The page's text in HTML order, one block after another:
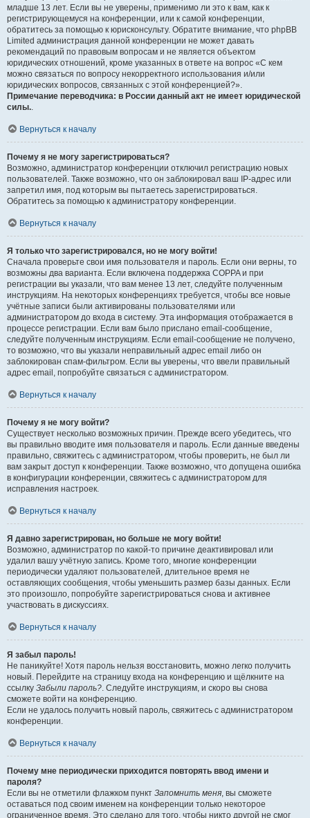
младше 13 лет. Если вы не уверены, применимо ли это к вам, как к
регистрирующемуся на конференции, или к самой конференции,
обратитесь за помощью к юрисконсульту. Обратите внимание, что phpBB
Limited администрация данной конференции не может давать
рекомендаций по правовым вопросам и не является объектом
юридических отношений, кроме указанных в ответе на вопрос «С кем
можно связаться по вопросу некорректного использования и/или
юридических вопросов, связанных с этой конференцией?».
Примечание переводчика: в России данный акт не имеет юридической
силы..
Вернуться к началу
Почему я не могу зарегистрироваться?
Возможно, администратор конференции отключил регистрацию новых
пользователей. Также возможно, что он заблокировал ваш IP-адрес или
запретил имя, под которым вы пытаетесь зарегистрироваться.
Обратитесь за помощью к администратору конференции.
Вернуться к началу
Я только что зарегистрировался, но не могу войти!
Сначала проверьте свои имя пользователя и пароль. Если они верны, то
возможны два варианта. Если включена поддержка COPPA и при
регистрации вы указали, что вам менее 13 лет, следуйте полученным
инструкциям. На некоторых конференциях требуется, чтобы все новые
учётные записи были активированы пользователями или
администратором до входа в систему. Эта информация отображается в
процессе регистрации. Если вам было прислано email-сообщение,
следуйте полученным инструкциям. Если email-сообщение не получено,
то возможно, что вы указали неправильный адрес email либо он
заблокирован спам-фильтром. Если вы уверены, что ввели правильный
адрес email, попробуйте связаться с администратором.
Вернуться к началу
Почему я не могу войти?
Существует несколько возможных причин. Прежде всего убедитесь, что
вы правильно вводите имя пользователя и пароль. Если данные введены
правильно, свяжитесь с администратором, чтобы проверить, не был ли
вам закрыт доступ к конференции. Также возможно, что допущена ошибка
в конфигурации конференции, свяжитесь с администратором для
исправления настроек.
Вернуться к началу
Я давно зарегистрирован, но больше не могу войти!
Возможно, администратор по какой-то причине деактивировал или
удалил вашу учётную запись. Кроме того, многие конференции
периодически удаляют пользователей, длительное время не
оставляющих сообщения, чтобы уменьшить размер базы данных. Если
это произошло, попробуйте зарегистрироваться снова и активнее
участвовать в дискуссиях.
Вернуться к началу
Я забыл пароль!
Не паникуйте! Хотя пароль нельзя восстановить, можно легко получить
новый. Перейдите на страницу входа на конференцию и щёлкните на
ссылку Забыли пароль?. Следуйте инструкциям, и скоро вы снова
сможете войти на конференцию.
Если не удалось получить новый пароль, свяжитесь с администратором
конференции.
Вернуться к началу
Почему мне периодически приходится повторять ввод имени и
пароля?
Если вы не отметили флажком пункт Запомнить меня, вы сможете
оставаться под своим именем на конференции только некоторое
ограниченное время. Это сделано для того, чтобы никто другой не смог